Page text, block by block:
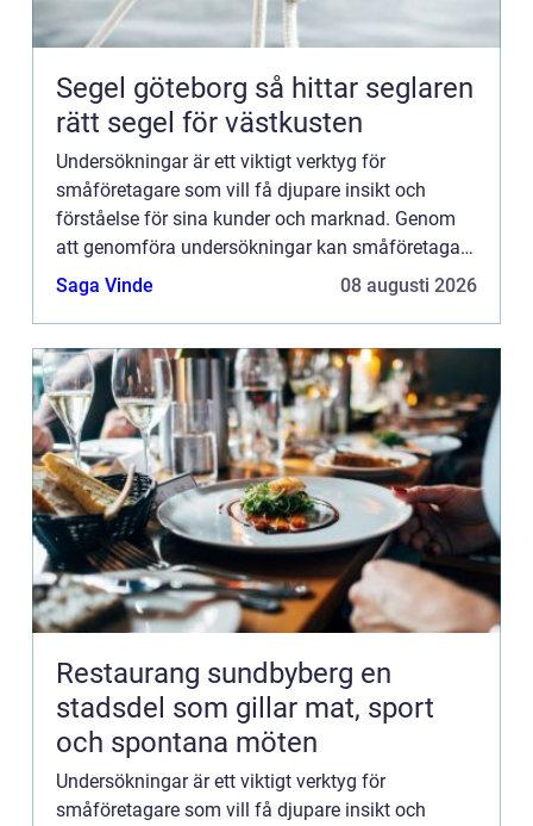
Segel göteborg så hittar seglaren
rätt segel för västkusten
Undersökningar är ett viktigt verktyg för
småföretagare som vill få djupare insikt och
förståelse för sina kunder och marknad. Genom
att genomföra undersökningar kan småföretagare
få värdefull information som kan hjälpa dem att
Saga Vinde 08 augusti 2026
Restaurang sundbyberg en
stadsdel som gillar mat, sport
och spontana möten
Undersökningar är ett viktigt verktyg för
småföretagare som vill få djupare insikt och